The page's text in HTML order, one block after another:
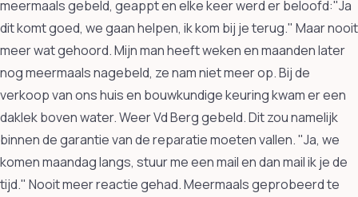
meermaals gebeld, geappt en elke keer werd er beloofd:"Ja
dit komt goed, we gaan helpen, ik kom bij je terug." Maar nooit
meer wat gehoord. Mijn man heeft weken en maanden later
nog meermaals nagebeld, ze nam niet meer op. Bij de
verkoop van ons huis en bouwkundige keuring kwam er een
daklek boven water. Weer Vd Berg gebeld. Dit zou namelijk
binnen de garantie van de reparatie moeten vallen. "Ja, we
komen maandag langs, stuur me een mail en dan mail ik je de
tijd." Nooit meer reactie gehad. Meermaals geprobeerd te